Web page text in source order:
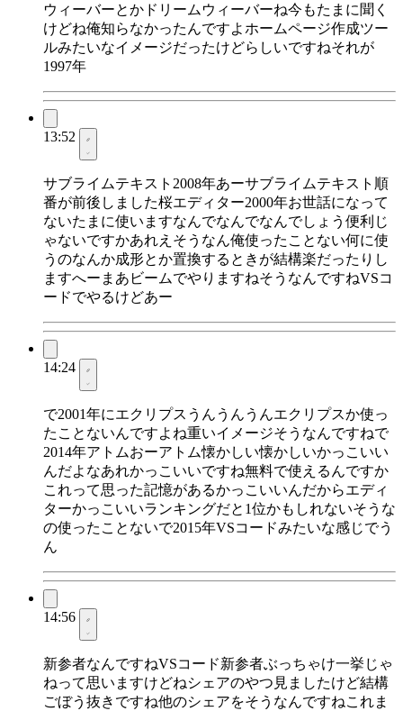
ウィーバーとかドリームウィーバーね今もたまに聞く
けどね俺知らなかったんですよホームページ作成ツー
ルみたいなイメージだったけどらしいですねそれが
1997年
13:52
サブライムテキスト2008年あーサブライムテキスト順
番が前後しました桜エディター2000年お世話になって
ないたまに使いますなんでなんでなんでしょう便利じ
ゃないですかあれえそうなん俺使ったことない何に使
うのなんか成形とか置換するときが結構楽だったりし
ますへーまあビームでやりますねそうなんですねVSコ
ードでやるけどあー
14:24
で2001年にエクリプスうんうんうんエクリプスか使っ
たことないんですよね重いイメージそうなんですねで
2014年アトムおーアトム懐かしい懐かしいかっこいい
んだよなあれかっこいいですね無料で使えるんですか
これって思った記憶があるかっこいいんだからエディ
ターかっこいいランキングだと1位かもしれないそうな
の使ったことないで2015年VSコードみたいな感じでう
ん
14:56
新参者なんですねVSコード新参者ぶっちゃけ一挙じゃ
ねって思いますけどねシェアのやつ見ましたけど結構
ごぼう抜きですね他のシェアをそうなんですねこれま